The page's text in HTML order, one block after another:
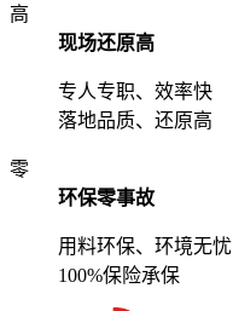
高
现场还原高
专人专职、效率快
落地品质、还原高
零
环保零事故
用料环保、环境无忧
100%保险承保